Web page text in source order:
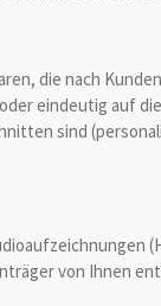
die nach
eindeutig auf
sind
von Ihnen